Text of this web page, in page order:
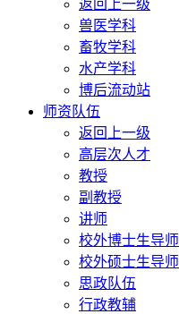
返回上一级
兽医学科
畜牧学科
水产学科
博后流动站
师资队伍
返回上一级
高层次人才
教授
副教授
讲师
校外博士生导师
校外硕士生导师
思政队伍
行政教辅